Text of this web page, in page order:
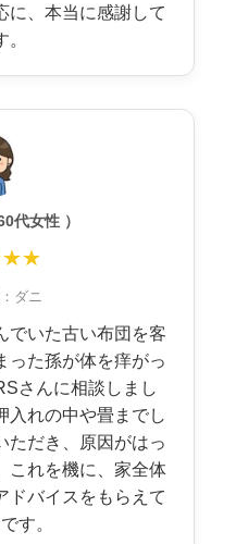
に、本当に感謝して
。
代女性 ）
ダニ
でいた古い布団を客
った孫が体を痒がっ
さんに相談しまし
入れの中や畳までし
ただき、原因がはっ
これを機に、家全体
ドバイスをもらえて
す。